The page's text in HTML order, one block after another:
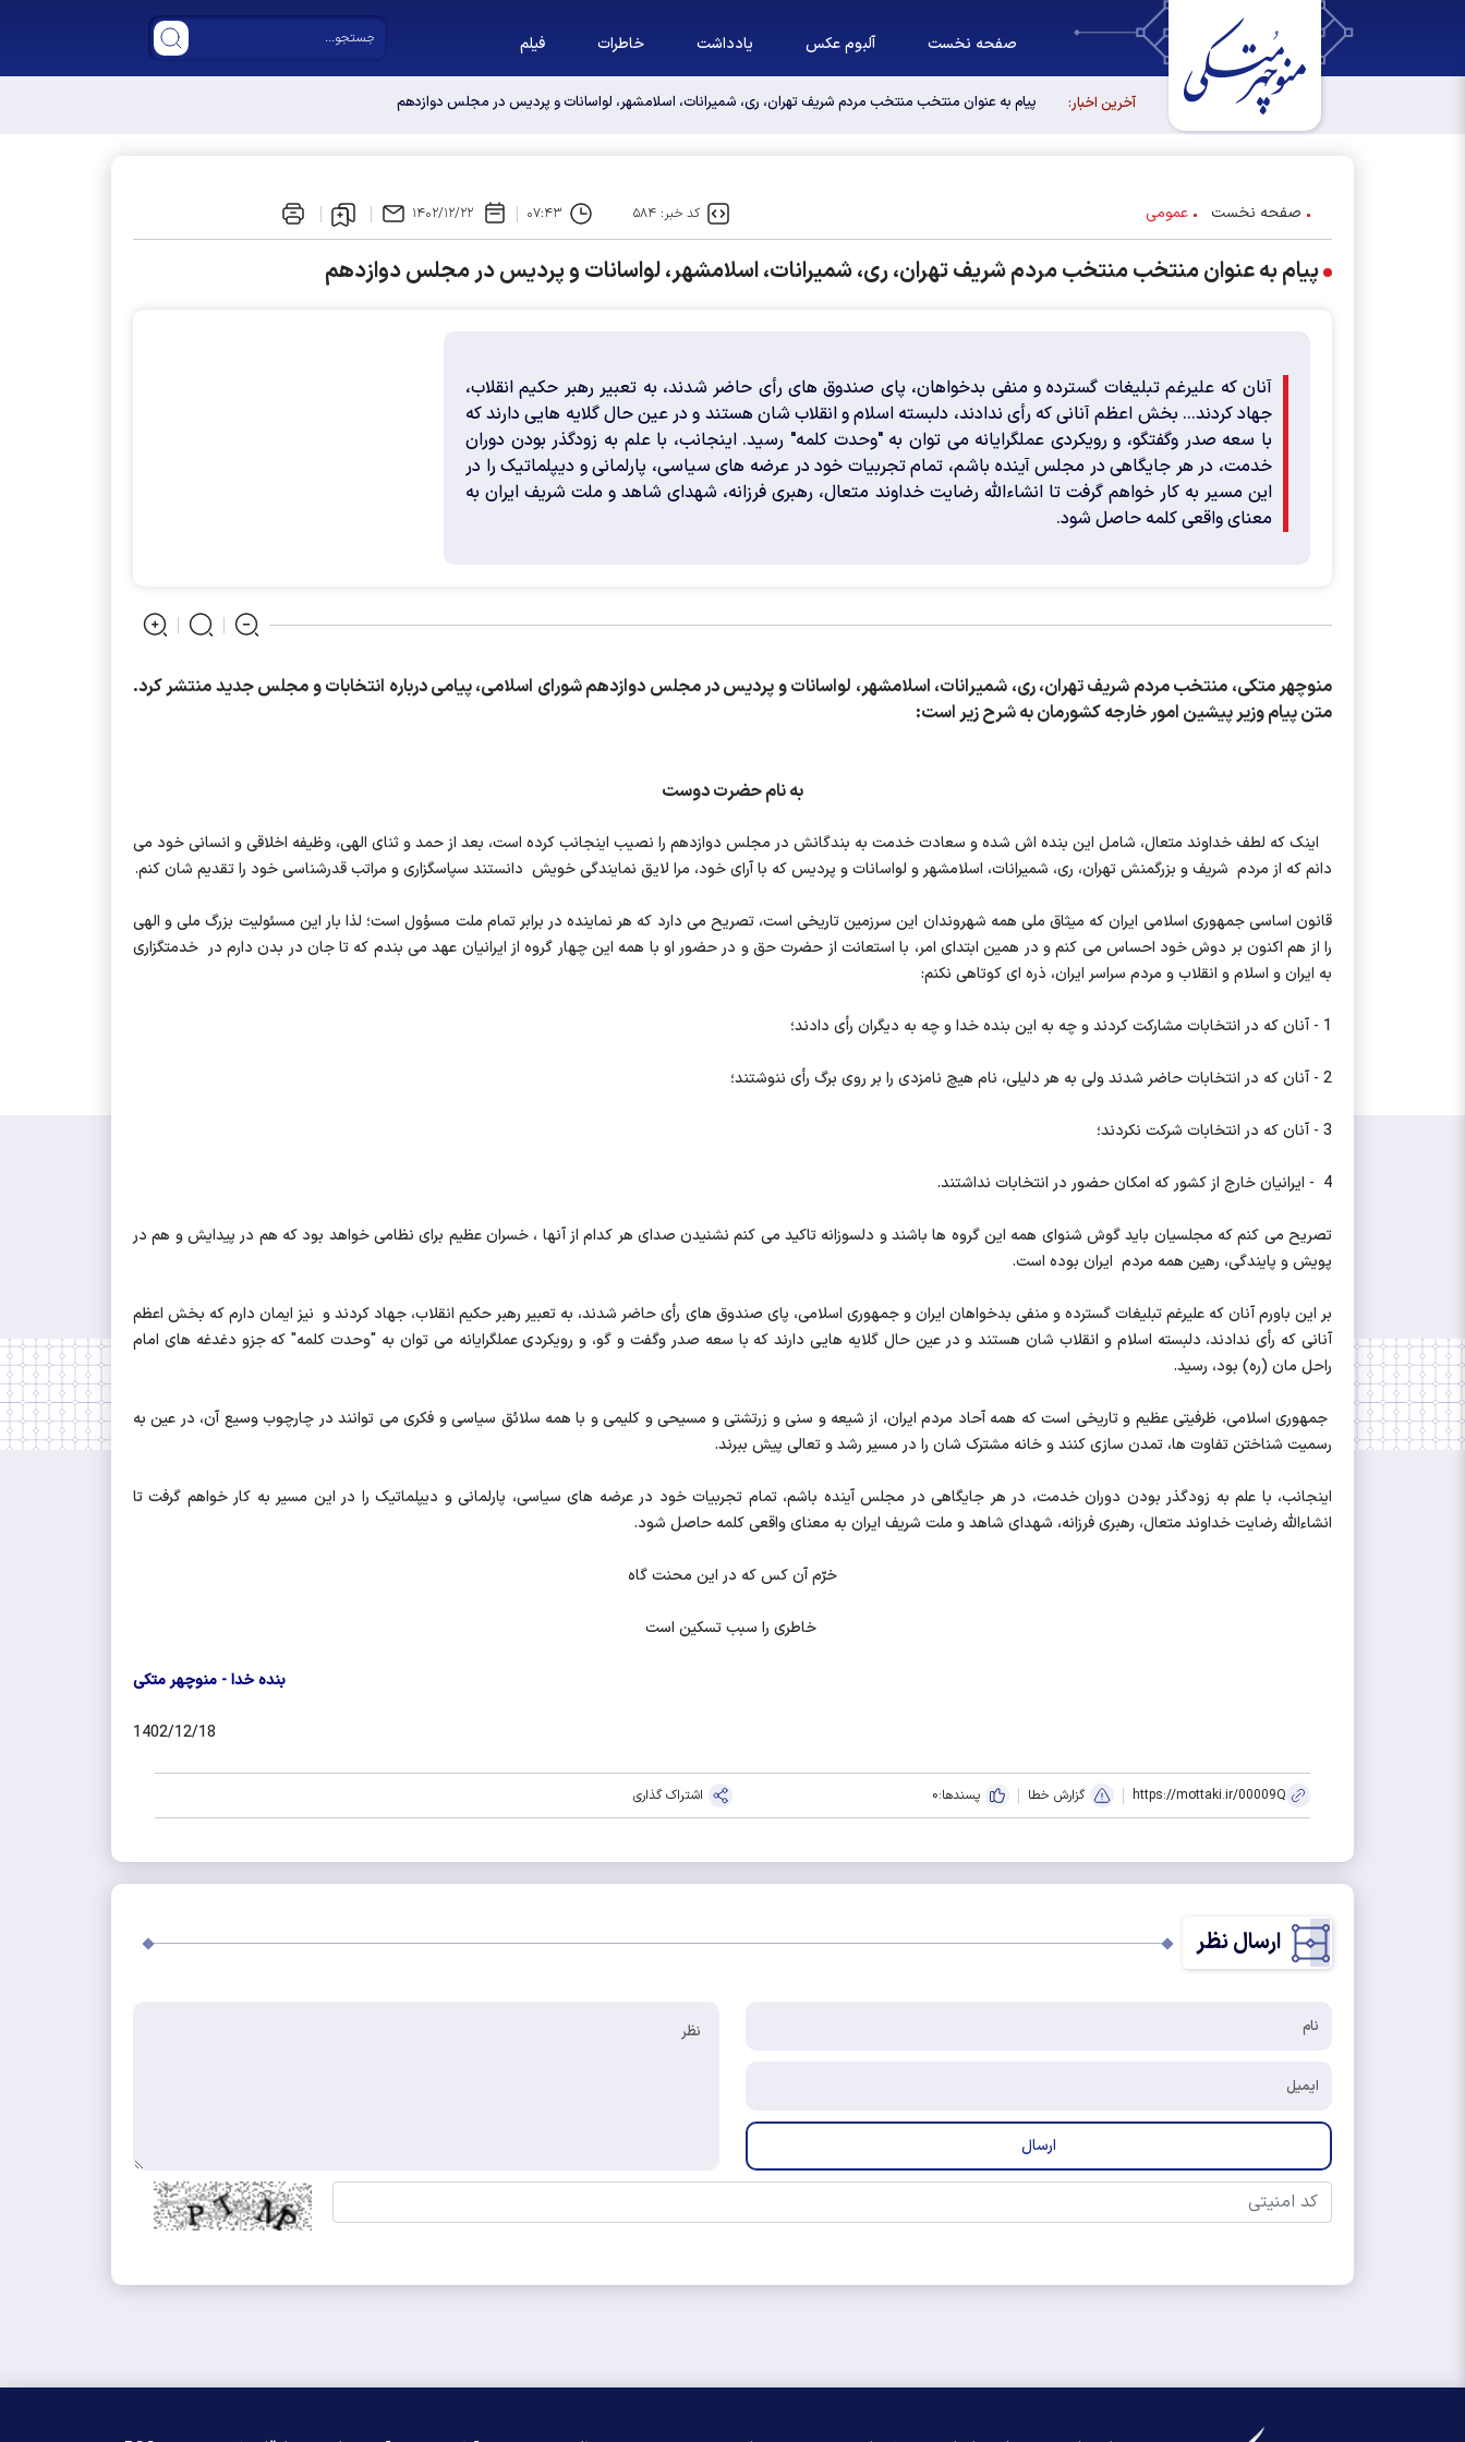
صفحه نخست آلبوم عکس یادداشت خاطرات فیلم
آخرین اخبار: پیام به عنوان منتخب منتخب مردم شریف تهران، ری، شمیرانات، اسلامشهر، لواسانات و پردیس در مجلس دوازدهم
صفحه نخست عمومی کد خبر: ۵۸۴ ۰۷:۴۳ ۱۴۰۲/۱۲/۲۲
پیام به عنوان منتخب منتخب مردم شریف تهران، ری، شمیرانات، اسلامشهر، لواسانات و پردیس در مجلس دوازدهم
آنان که علیرغم تبلیغات گسترده و منفی بدخواهان، پای صندوق های رأی حاضر شدند، به تعبیر رهبر حکیم انقلاب،
جهاد کردند... بخش اعظم آنانی که رأی ندادند، دلبسته اسلام و انقلاب شان هستند و در عین حال گلایه هایی دارند که
با سعه صدر وگفتگو، و رویکردی عملگرایانه می توان به "وحدت کلمه" رسید. اینجانب، با علم به زودگذر بودن دوران
خدمت، در هر جایگاهی در مجلس آینده باشم، تمام تجربیات خود در عرضه های سیاسی، پارلمانی و دیپلماتیک را در
این مسیر به کار خواهم گرفت تا انشاءالله رضایت خداوند متعال، رهبری فرزانه، شهدای شاهد و ملت شریف ایران به
معنای واقعی کلمه حاصل شود.
منوچهر متکی، منتخب مردم شریف تهران، ری، شمیرانات، اسلامشهر، لواسانات و پردیس در مجلس دوازدهم شورای اسلامی، پیامی درباره انتخابات و مجلس جدید منتشر کرد.
متن پیام وزیر پیشین امور خارجه کشورمان به شرح زیر است:
به نام حضرت دوست
اینک که لطف خداوند متعال، شامل این بنده اش شده و سعادت خدمت به بندگانش در مجلس دوازدهم را نصیب اینجانب کرده است، بعد از حمد و ثنای الهی، وظیفه اخلاقی و انسانی خود می
دانم که از مردم شریف و بزرگمنش تهران، ری، شمیرانات، اسلامشهر و لواسانات و پردیس که با آرای خود، مرا لایق نمایندگی خویش دانستند سپاسگزاری و مراتب قدرشناسی خود را تقدیم شان کنم.
قانون اساسی جمهوری اسلامی ایران که میثاق ملی همه شهروندان این سرزمین تاریخی است، تصریح می دارد که هر نماینده در برابر تمام ملت مسؤول است؛ لذا بار این مسئولیت بزرگ ملی و الهی
را از هم اکنون بر دوش خود احساس می کنم و در همین ابتدای امر، با استعانت از حضرت حق و در حضور او با همه این چهار گروه از ایرانیان عهد می بندم که تا جان در بدن دارم در خدمتگزاری
به ایران و اسلام و انقلاب و مردم سراسر ایران، ذره ای کوتاهی نکنم:
1 - آنان که در انتخابات مشارکت کردند و چه به این بنده خدا و چه به دیگران رأی دادند؛
2 - آنان که در انتخابات حاضر شدند ولی به هر دلیلی، نام هیچ نامزدی را بر روی برگ رأی ننوشتند؛
3 - آنان که در انتخابات شرکت نکردند؛
4 - ایرانیان خارج از کشور که امکان حضور در انتخابات نداشتند.
تصریح می کنم که مجلسیان باید گوش شنوای همه این گروه ها باشند و دلسوزانه تاکید می کنم نشنیدن صدای هر کدام از آنها ، خسران عظیم برای نظامی خواهد بود که هم در پیدایش و هم در
پویش و پایندگی، رهین همه مردم ایران بوده است.
بر این باورم آنان که علیرغم تبلیغات گسترده و منفی بدخواهان ایران و جمهوری اسلامی، پای صندوق های رأی حاضر شدند، به تعبیر رهبر حکیم انقلاب، جهاد کردند و نیز ایمان دارم که بخش اعظم
آنانی که رأی ندادند، دلبسته اسلام و انقلاب شان هستند و در عین حال گلایه هایی دارند که با سعه صدر وگفت و گو، و رویکردی عملگرایانه می توان به "وحدت کلمه" که جزو دغدغه های امام
راحل مان (ره) بود، رسید.
جمهوری اسلامی، ظرفیتی عظیم و تاریخی است که همه آحاد مردم ایران، از شیعه و سنی و زرتشتی و مسیحی و کلیمی و با همه سلائق سیاسی و فکری می توانند در چارچوب وسیع آن، در عین به
رسمیت شناختن تفاوت ها، تمدن سازی کنند و خانه مشترک شان را در مسیر رشد و تعالی پیش ببرند.
اینجانب، با علم به زودگذر بودن دوران خدمت، در هر جایگاهی در مجلس آینده باشم، تمام تجربیات خود در عرضه های سیاسی، پارلمانی و دیپلماتیک را در این مسیر به کار خواهم گرفت تا
انشاءالله رضایت خداوند متعال، رهبری فرزانه، شهدای شاهد و ملت شریف ایران به معنای واقعی کلمه حاصل شود.
خرّم آن کس که در این محنت گاه
خاطری را سبب تسکین است
بنده خدا - منوچهر متکی
1402/12/18
https://mottaki.ir/00009Q گزارش خطا پسندها:0 اشتراک گذاری
ارسال نظر